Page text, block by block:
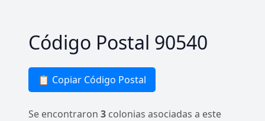
Código Postal 90540
📋 Copiar Código Postal
Se encontraron 3 colonias asociadas a este